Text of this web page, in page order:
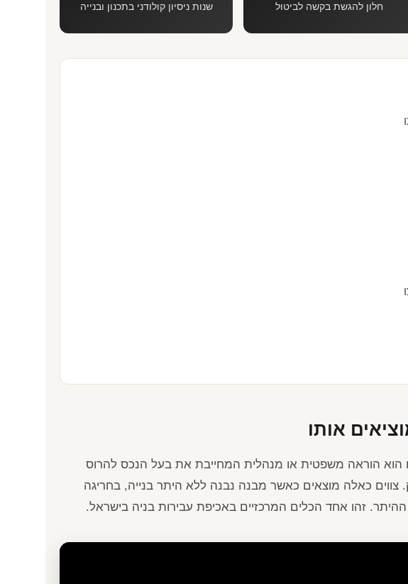
חלון להגשת בקשה לביטול שנות ניסיון קולודני בתכנון ובנייה
אותו
הוא הוראה משפטית או מנהלית המחייבת את בעל הנכס להרוס
צווים כאלה מוצאים כאשר מבנה נבנה ללא היתר בנייה, בחריגה
זהו אחד הכלים המרכזיים באכיפת עבירות בניה בישראל.